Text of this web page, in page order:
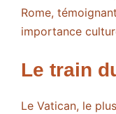
Rome,
importance
Le train
Le Vatican, le plus